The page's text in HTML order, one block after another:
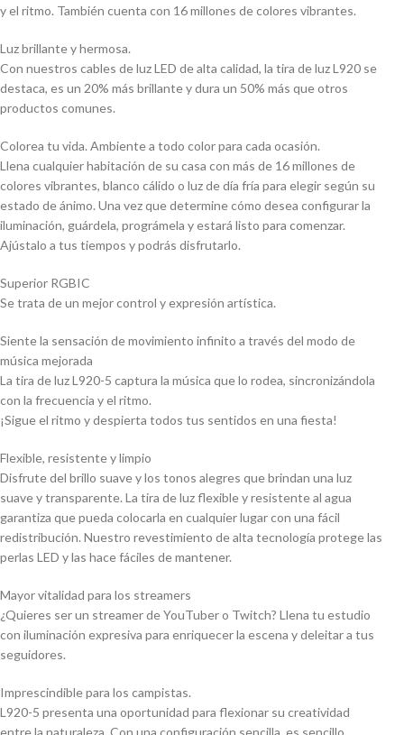
y el ritmo. También cuenta con 16 millones de colores vibrantes.
Luz brillante y hermosa.
Con nuestros cables de luz LED de alta calidad, la tira de luz L920 se
destaca, es un 20% más brillante y dura un 50% más que otros
productos comunes.
Colorea tu vida. Ambiente a todo color para cada ocasión.
Llena cualquier habitación de su casa con más de 16 millones de
colores vibrantes, blanco cálido o luz de día fría para elegir según su
estado de ánimo. Una vez que determine cómo desea configurar la
iluminación, guárdela, prográmela y estará listo para comenzar.
Ajústalo a tus tiempos y podrás disfrutarlo.
Superior RGBIC
Se trata de un mejor control y expresión artística.
Siente la sensación de movimiento infinito a través del modo de
música mejorada
La tira de luz L920-5 captura la música que lo rodea, sincronizándola
con la frecuencia y el ritmo.
¡Sigue el ritmo y despierta todos tus sentidos en una fiesta!
Flexible, resistente y limpio
Disfrute del brillo suave y los tonos alegres que brindan una luz
suave y transparente. La tira de luz flexible y resistente al agua
garantiza que pueda colocarla en cualquier lugar con una fácil
redistribución. Nuestro revestimiento de alta tecnología protege las
perlas LED y las hace fáciles de mantener.
Mayor vitalidad para los streamers
¿Quieres ser un streamer de YouTuber o Twitch? Llena tu estudio
con iluminación expresiva para enriquecer la escena y deleitar a tus
seguidores.
Imprescindible para los campistas.
L920-5 presenta una oportunidad para flexionar su creatividad